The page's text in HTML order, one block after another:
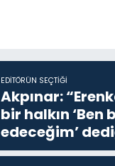
EDITÖRÜN SEÇTIĞI
Akpınar:
bir halkın
edeceğim’